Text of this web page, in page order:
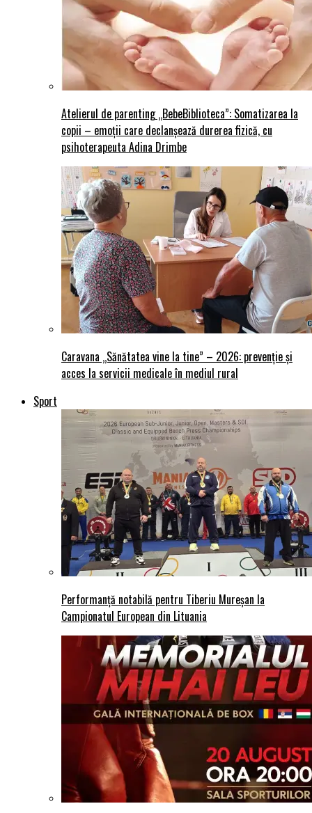
Atelierul de parenting „BebeBiblioteca”: Somatizarea la
copii – emoții care declanșează durerea fizică, cu
psihoterapeuta Adina Drimbe
Caravana „Sănătatea vine la tine” – 2026: prevenție și
acces la servicii medicale în mediul rural
Sport
Performanță notabilă pentru Tiberiu Mureșan la
Campionatul European din Lituania